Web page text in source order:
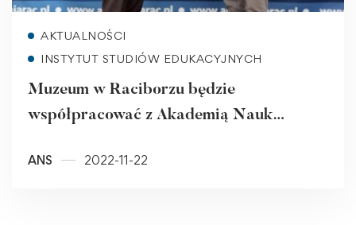
AKTUALNOŚCI
INSTYTUT STUDIÓW EDUKACYJNYCH
Muzeum w Raciborzu będzie
współpracować z Akademią Nauk
organizacje?
ANS 2022-11-22